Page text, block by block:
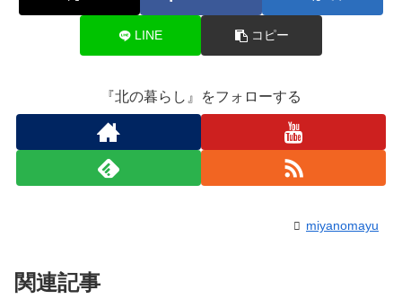
LINE コピー
『北の暮らし』をフォローする
miyanomayu
関連記事